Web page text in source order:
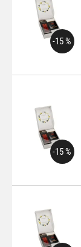
-15 %
-15 %